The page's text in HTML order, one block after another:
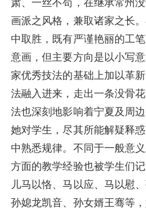
肃、一丝不苟，在继承常州
画派之风格，兼取诸家之长
中取胜，既有严谨艳丽的工
意画，但主要方向是以小写
家优秀技法的基础上加以革
法融入进来，走出一条没骨
法也深刻地影响着宁夏及周
她对学生，尽其所能解疑释
中熟悉规律。不同于一般意
方面的教学经验也被学生们
儿马以恪、马以应、马以慰
孙媳龙凯音、孙女婿王骞等